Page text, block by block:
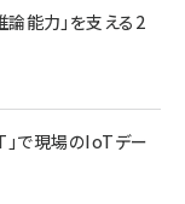
論能力」を支える2
で現場のIoTデー